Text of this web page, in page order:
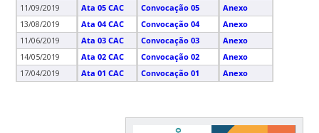
11/09/2019
Ata 05 CAC Convocação 05
Anexo
13/08/2019
Ata 04 CAC Convocação 04
Anexo
11/06/2019
Ata 03 CAC Convocação 03
Anexo
14/05/2019
Ata 02 CAC Convocação 02
Anexo
17/04/2019
Ata 01 CAC Convocação 01 Anexo